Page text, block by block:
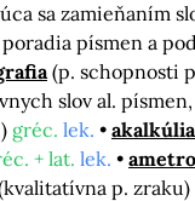
sa zamieňaním
písmen a
(p. schopnosti
slov al.
gréc. lek. akalkúlia
+ lat. lek.
p. zraku)